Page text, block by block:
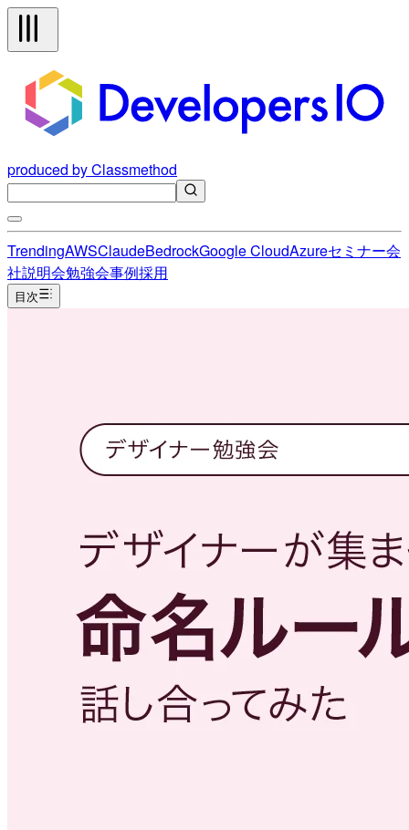
produced by Classmethod
TrendingAWSClaudeBedrockGoogle CloudAzureセミナー会
社説明会勉強会事例採用
目次